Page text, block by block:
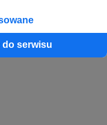
serwisu
Patronite.pl